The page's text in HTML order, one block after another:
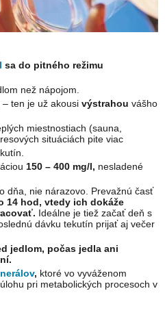
sa do pitného režimu
než nápojom.
– ten je už akousivýstrahou vášho
miestnostiach (sauna,
situáciách pite viac
150 – 400 mg/l, nesladené
dňa, nie nárazovo. Prevažnú časť
14 hod, vtedy ich dokáže
Ideálne je tiež začať deň s
dávku tekutín prijať aj večer
jedlom, počas jedla ani
, ktoré vo vyváženom
pri metabolických procesoch v